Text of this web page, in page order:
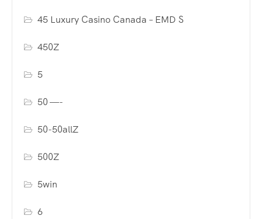
45 Luxury Casino Canada – EMD S
450Z
5
50 —-
50-50allZ
500Z
5win
6